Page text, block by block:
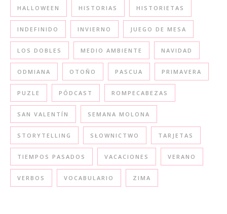
HALLOWEEN HISTORIAS HISTORIETAS
INDEFINIDO INVIERNO JUEGO DE MESA
LOS DOBLES MEDIO AMBIENTE NAVIDAD
ODMIANA OTOÑO PASCUA PRIMAVERA
PUZLE PÓDCAST ROMPECABEZAS
SAN VALENTÍN SEMANA MOLONA
STORYTELLING SŁOWNICTWO TARJETAS
TIEMPOS PASADOS VACACIONES VERANO
VERBOS VOCABULARIO ZIMA